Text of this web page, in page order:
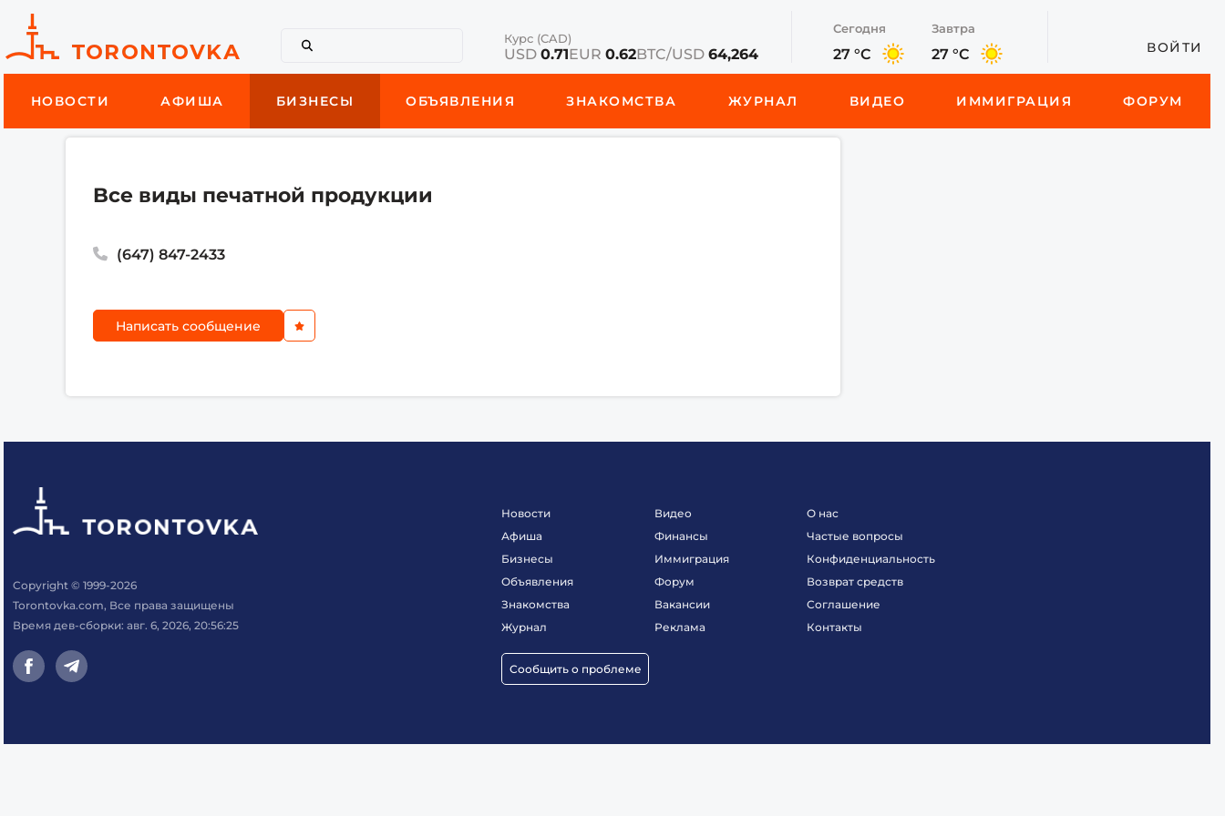
Курс (CAD)
USD 0.71EUR 0.62BTC/USD 64,264
Сегодня
27 °C
Завтра
27 °C ВОЙТИ
НОВОСТИ АФИША БИЗНЕСЫ ОБЪЯВЛЕНИЯ ЗНАКОМСТВА ЖУРНАЛ ВИДЕО ИММИГРАЦИЯ ФОРУМ
Bсе виды печатной продукции
(647) 847-2433
Написать сообщение
Copyright © 1999-2026
Torontovka.com, Все права защищены
Время дев-сборки: авг. 6, 2026, 20:56:25
Новости
Афиша
Бизнесы
Объявления
Знакомства
Журнал
Сообщить о проблеме
Видео
Финансы
Иммиграция
Форум
Вакансии
Реклама
О нас
Частые вопросы
Конфиденциальность
Возврат средств
Соглашение
Контакты